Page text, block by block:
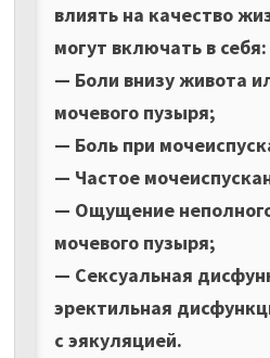
влиять на качество
могут включать в себя:
— Боли внизу живота
мочевого пузыря;
— Боль при
— Частое
— Ощущение
мочевого пузыря;
— Сексуальная
эректильная
с эякуляцией.